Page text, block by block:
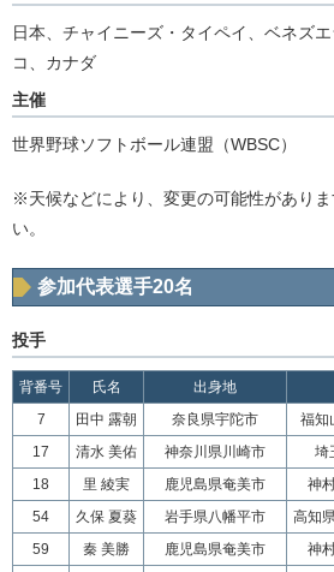
日本、チャイニーズ・タイペイ、ベネズ
コ、カナダ
主催
世界野球ソフトボール連盟（WBSC）
※天候などにより、変更の可能性があり
い。
参加代表選手20名
投手
背番号 氏名 出身地
7
田中 露朝 奈良県宇陀市 福知
17
清水 美佑 神奈川県川崎市 埼
18
里 綾実 鹿児島県奄美市 神
54
久保 夏葵 岩手県八幡平市 高知
59
秦 美勝 鹿児島県奄美市 神